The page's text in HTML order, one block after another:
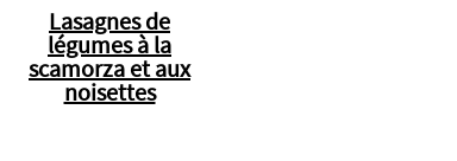
Lasagnes de
légumes à la
scamorza et aux
noisettes